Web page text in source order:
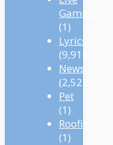
Gaming
(1)
Lyrics
(9,915)
News
(2,523)
Pet
(1)
Roofing
(1)